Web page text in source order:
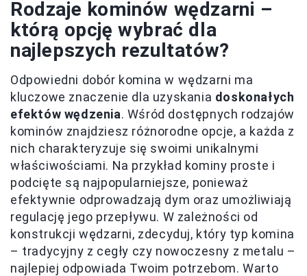
Rodzaje kominów wędzarni –
którą opcję wybrać dla
najlepszych rezultatów?
Odpowiedni dobór komina w wędzarni ma
kluczowe znaczenie dla uzyskania doskonałych
efektów wędzenia. Wśród dostępnych rodzajów
kominów znajdziesz różnorodne opcje, a każda z
nich charakteryzuje się swoimi unikalnymi
właściwościami. Na przykład kominy proste i
podcięte są najpopularniejsze, ponieważ
efektywnie odprowadzają dym oraz umożliwiają
regulację jego przepływu. W zależności od
konstrukcji wędzarni, zdecyduj, który typ komina
– tradycyjny z cegły czy nowoczesny z metalu –
najlepiej odpowiada Twoim potrzebom. Warto